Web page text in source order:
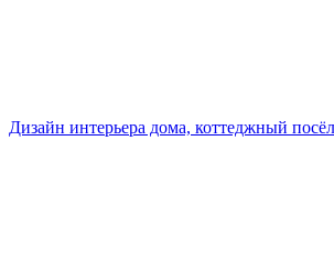
Дизайн интерьера дома, коттеджный